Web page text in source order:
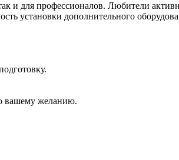
и для профессионалов. Любители
установки дополнительного
вашему желанию.